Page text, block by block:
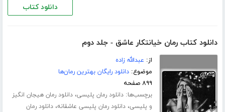
دانلود کتاب
دانلود کتاب رمان خیانتکار عاشق - جلد دوم
از: عبدالله زاده
موضوع:دانلود رایگان بهترین رمان‌ها
۸۹۹ صفحه
برچسب‌ها:دانلود رمان پلیسی،دانلود رمان هیجان انگیز
و پلیسی،دانلود رمان پلیسی عاشقانه،دانلود رمان